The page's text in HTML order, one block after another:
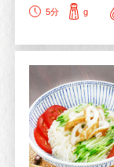
5分 g